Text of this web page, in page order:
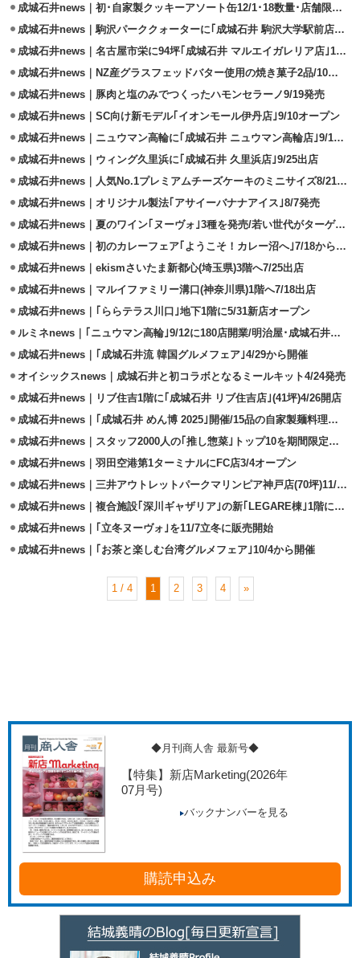
成城石井news｜初･自家製クッキーアソート缶12/1･18数量･店舗限定で発売
成城石井news｜駒沢パーククォーターに｢成城石井 駒沢大学駅前店｣開設
成城石井news｜名古屋市栄に94坪｢成城石井 マルエイガレリア店｣11/5開設
成城石井news｜NZ産グラスフェッドバター使用の焼き菓子2品/10月発売
成城石井news｜豚肉と塩のみでつくったハモンセラーノ9/19発売
成城石井news｜SC向け新モデル｢イオンモール伊丹店｣9/10オープン
成城石井news｜ニュウマン高輪に｢成城石井 ニュウマン高輪店｣9/12出店
成城石井news｜ウィング久里浜に｢成城石井 久里浜店｣9/25出店
成城石井news｜人気No.1プレミアムチーズケーキのミニサイズ8/21発売
成城石井news｜オリジナル製法｢アサイーバナナアイス｣8/7発売
成城石井news｜夏のワイン｢ヌーヴォ｣3種を発売/若い世代がターゲット
成城石井news｜初のカレーフェア｢ようこそ！カレー沼へ｣7/18から開催
成城石井news｜ekismさいたま新都心(埼玉県)3階へ7/25出店
成城石井news｜マルイファミリー溝口(神奈川県)1階へ7/18出店
成城石井news｜｢ららテラス川口｣地下1階に5/31新店オープン
ルミネnews｜｢ニュウマン高輪｣9/12に180店開業/明治屋･成城石井が出店
成城石井news｜｢成城石井流 韓国グルメフェア｣4/29から開催
オイシックスnews｜成城石井と初コラボとなるミールキット4/24発売
成城石井news｜リブ住吉1階に｢成城石井 リブ住吉店｣(41坪)4/26開店
成城石井news｜｢成城石井 めん博 2025｣開催/15品の自家製麺料理を展開
成城石井news｜スタッフ2000人の｢推し惣菜｣トップ10を期間限定で復活販売
成城石井news｜羽田空港第1ターミナルにFC店3/4オープン
成城石井news｜三井アウトレットパークマリンピア神戸店(70坪)11/26開店
成城石井news｜複合施設｢深川ギャザリア｣の新｢LEGARE棟｣1階に11/29出店
成城石井news｜｢立冬ヌーヴォ｣を11/7立冬に販売開始
成城石井news｜｢お茶と楽しむ台湾グルメフェア｣10/4から開催
1 / 4 1 2 3 4 »
◆月刊商人舎 最新号◆
【特集】新店Marketing(2026年
07月号)
バックナンバーを見る
購読申込み